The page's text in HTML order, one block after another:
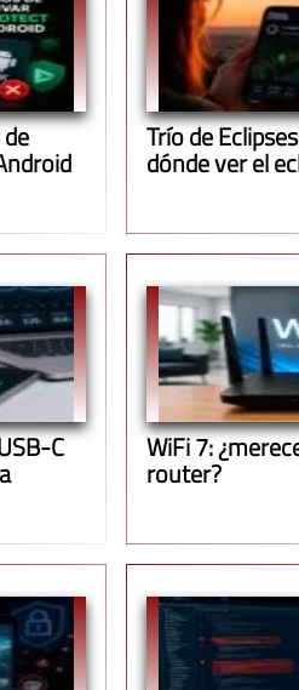
Trío de
dónde ver el
C WiFi 7:
router?